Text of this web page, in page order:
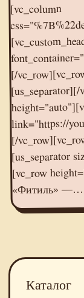
[vc_column
[/
link="https://
[/
[us_separator
[vc_row
«Фитиль» —…
Каталог